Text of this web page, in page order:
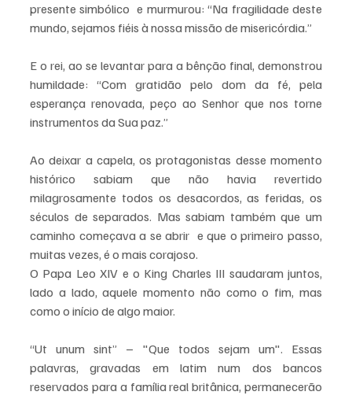
presente simbólico  e murmurou: “Na fragilidade deste
mundo, sejamos fiéis à nossa missão de misericórdia.”
E o rei, ao se levantar para a bênção final, demonstrou
humildade: “Com gratidão pelo dom da fé, pela
esperança renovada, peço ao Senhor que nos torne
instrumentos da Sua paz.”
Ao deixar a capela, os protagonistas desse momento
histórico sabiam que não havia revertido
milagrosamente todos os desacordos, as feridas, os
séculos de separados. Mas sabiam também que um
caminho começava a se abrir  e que o primeiro passo,
muitas vezes, é o mais corajoso.
O Papa Leo XIV e o King Charles III saudaram juntos,
lado a lado, aquele momento não como o fim, mas
como o início de algo maior.
“Ut unum sint” – "Que todos sejam um". Essas
palavras, gravadas em latim num dos bancos
reservados para a família real britânica, permanecerão